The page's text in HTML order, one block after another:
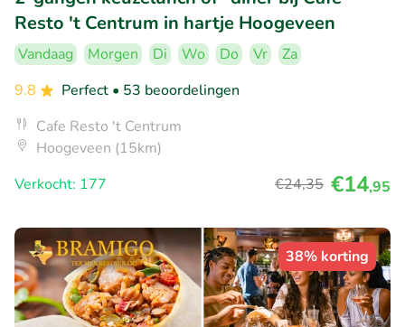
Resto 't Centrum in hartje Hoogeveen
Vandaag Morgen Di Wo Do Vr
Za
9.8
Perfect • 53 beoordelingen
Cafe Resto 't Centrum
Hoogeveen (15km)
Verkocht: 177
€24,35 €14,95
38% korting